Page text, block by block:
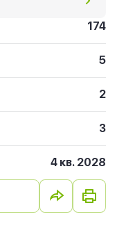
174
5
2
3
4 кв. 2028